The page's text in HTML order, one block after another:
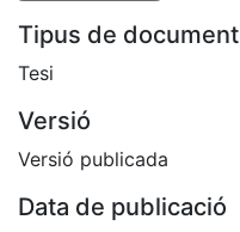
Tipus de document
Tesi
Versió
Versió publicada
Data de publicació